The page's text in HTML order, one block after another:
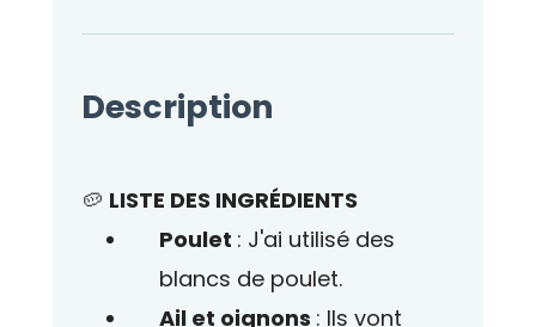
Description
🥔 LISTE DES INGRÉDIENTS
Poulet : J'ai utilisé des
blancs de poulet.
Ail et oignons : Ils vont